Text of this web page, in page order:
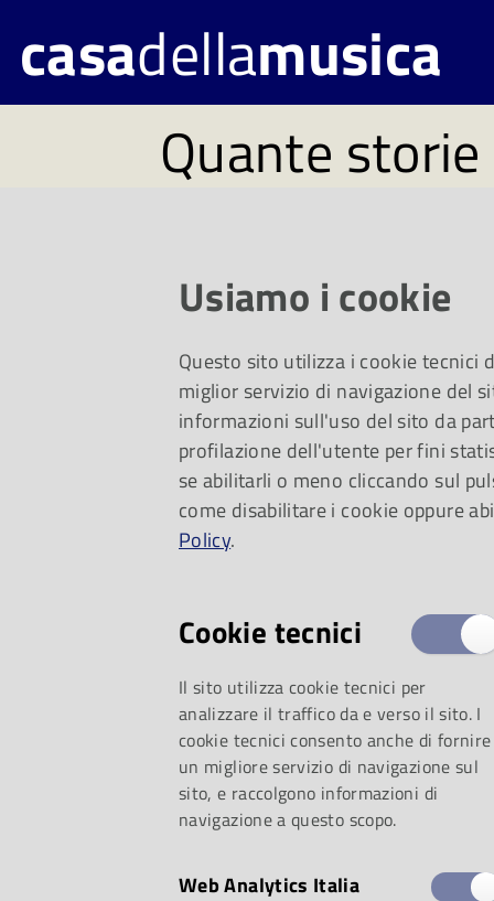
casadellamusica
Quante
Madame Saqui.
Teatro Ducale di
Storie nella
didattica e
Usiamo i cookie
Questo sito utilizza i cookie tecnici
miglior servizio di navigazione del
informazioni sull'uso del sito da
profilazione dell'utente per fini
se abilitarli o meno cliccando sul
come disabilitare i cookie oppure
Policy.
Cookie tecnici
Il sito utilizza cookie tecnici per
analizzare il traffico da e verso il sito. I
cookie tecnici consento anche di fornire
un migliore servizio di navigazione sul
sito, e raccolgono informazioni di
navigazione a questo scopo.
Web Analytics Italia